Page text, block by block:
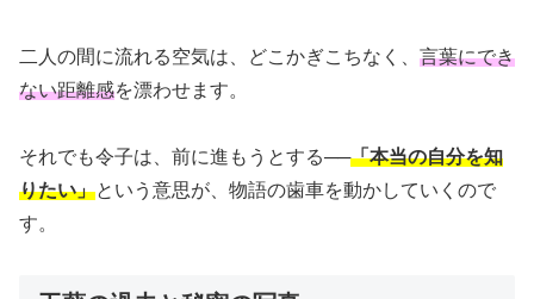
二人の間に流れる空気は、どこかぎこちなく、 言葉にでき
ない距離感を漂わせます。
それでも令子は、前に進もうとする──「本当の自分を知
りたい」という意思が、物語の歯車を動かしていくので
す。